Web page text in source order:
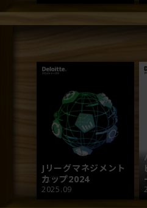
Jリーグマネジメント
カップ2024
2025.09